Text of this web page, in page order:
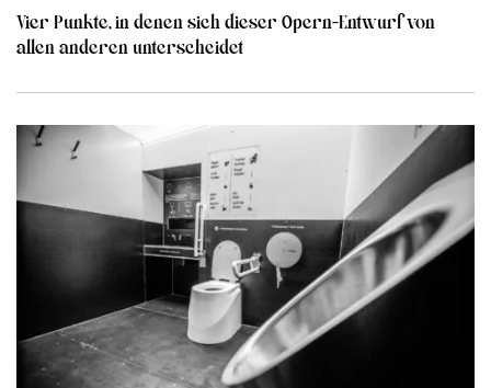
Vier Punkte, in denen sich dieser Opern-Entwurf von
allen anderen unterscheidet